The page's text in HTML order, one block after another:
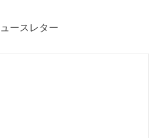
ースレター